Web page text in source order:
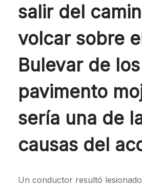
salir del
volcar sobre
Bulevar de
pavimento
sería una de
causas del
Un conductor resultó